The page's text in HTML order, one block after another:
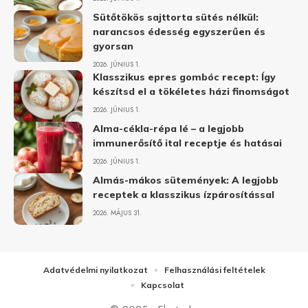
Sütőtökös sajttorta sütés nélkül:
narancsos édesség egyszerűen és
gyorsan
2026. JÚNIUS 1.
Klasszikus epres gombóc recept: Így
készítsd el a tökéletes házi finomságot
2026. JÚNIUS 1.
Alma-cékla-répa lé – a legjobb
immunerősítő ital receptje és hatásai
2026. JÚNIUS 1.
Almás-mákos sütemények: A legjobb
receptek a klasszikus ízpárosítással
2026. MÁJUS 31.
Adatvédelmi nyilatkozat
Felhasználási feltételek
Kapcsolat